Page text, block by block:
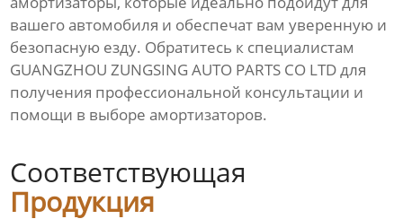
вашего автомобиля и обеспечат вам уверенную и
безопасную езду. Обратитесь к специалистам
GUANGZHOU ZUNGSING AUTO PARTS CO LTD для
получения профессиональной консультации и
помощи в выбореамортизаторов.
Соответствующая
Продукция